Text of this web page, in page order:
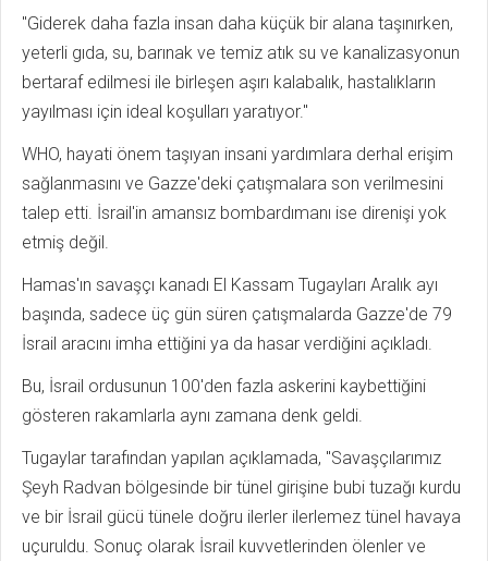
"Giderek daha fazla insan daha küçük bir alana taşınırken,
yeterli gıda, su, barınak ve temiz atık su ve kanalizasyonun
bertaraf edilmesi ile birleşen aşırı kalabalık, hastalıkların
yayılması için ideal koşulları yaratıyor."
WHO, hayati önem taşıyan insani yardımlara derhal erişim
sağlanmasını ve Gazze'deki çatışmalara son verilmesini
talep etti. İsrail'in amansız bombardımanı ise direnişi yok
etmiş değil.
Hamas'ın savaşçı kanadı El Kassam Tugayları Aralık ayı
başında, sadece üç gün süren çatışmalarda Gazze'de 79
İsrail aracını imha ettiğini ya da hasar verdiğini açıkladı.
Bu, İsrail ordusunun 100'den fazla askerini kaybettiğini
gösteren rakamlarla aynı zamana denk geldi.
Tugaylar tarafından yapılan açıklamada, "Savaşçılarımız
Şeyh Radvan bölgesinde bir tünel girişine bubi tuzağı kurdu
ve bir İsrail gücü tünele doğru ilerler ilerlemez tünel havaya
uçuruldu. Sonuç olarak İsrail kuvvetlerinden ölenler ve